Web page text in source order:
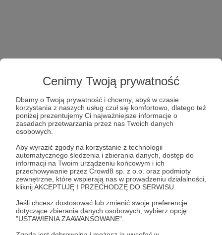
Cenimy Twoją prywatność
Dbamy o Twoją prywatność i chcemy, abyś w czasie
korzystania z naszych usług czuł się komfortowo, dlatego też
poniżej prezentujemy Ci najważniejsze informacje o
zasadach przetwarzania przez nas Twoich danych
osobowych.
Aby wyrazić zgody na korzystanie z technologii
automatycznego śledzenia i zbierania danych, dostęp do
informacji na Twoim urządzeniu końcowym i ich
przechowywanie przez Crowd8 sp. z o.o. oraz podmioty
zewnętrzne, które wspierają nas w prowadzeniu działalności,
kliknij AKCEPTUJĘ I PRZECHODZĘ DO SERWISU.
Jeśli chcesz dostosować lub zmienić swoje preferencje
dotyczące zbierania danych osobowych, wybierz opcję
"USTAWIENIA ZAAWANSOWANE".